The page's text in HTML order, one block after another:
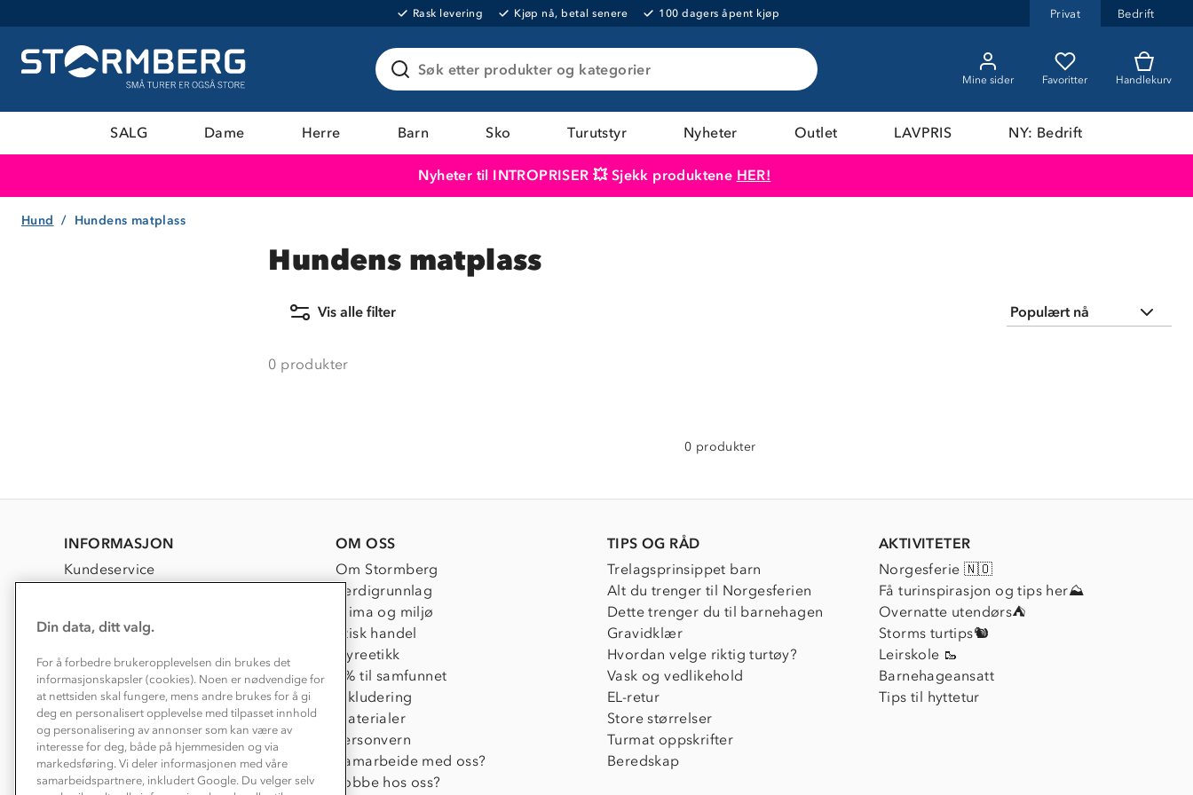
Rask levering Kjøp nå, betal senere 100 dagers åpent kjøp Privat Bedrift
Søk etter produkter og kategorier
Mine sider Favoritter Handlekurv
SALG Dame Herre Barn Sko Turutstyr Nyheter Outlet LAVPRIS NY: Bedrift
Nyheter til INTROPRISER 💥 Sjekk produktene HER!
Hund Hundens matplass
Hundens matplass
Vis alle filter
0 produkter
0 produkter
INFORMASJON
Kundeservice
Kundeklubb
Våre butikker
Bedrift, barnehage og SFO
Presse
OM OSS
Om Stormberg
Verdigrunnlag
Klima og miljø
Etisk handel
Dyreetikk
1% til samfunnet
Inkludering
Materialer
Personvern
Samarbeide med oss?
Jobbe hos oss?
TIPS OG RÅD
Trelagsprinsippet barn
Alt du trenger til Norgesferien
Dette trenger du til barnehagen
Gravidklær
Hvordan velge riktig turtøy?
Vask og vedlikehold
EL-retur
Store størrelser
Turmat oppskrifter
Beredskap
AKTIVITETER
Norgesferie 🇳🇴
Få turinspirasjon og tips her⛰
Overnatte utendørs⛺
Storms turtips🐿️
Leirskole 🥾
Barnehageansatt
Tips til hyttetur
Din data, ditt valg.
For å forbedre brukeropplevelsen din brukes det
informasjonskapsler (cookies). Noen er nødvendige for
at nettsiden skal fungere, mens andre brukes for å gi
deg en personalisert opplevelse med tilpasset innhold
og personalisering av annonser som kan være av
interesse for deg, både på hjemmesiden og via
markedsføring. Vi deler informasjonen med våre
samarbeidspartnere, inkludert Google. Du velger selv